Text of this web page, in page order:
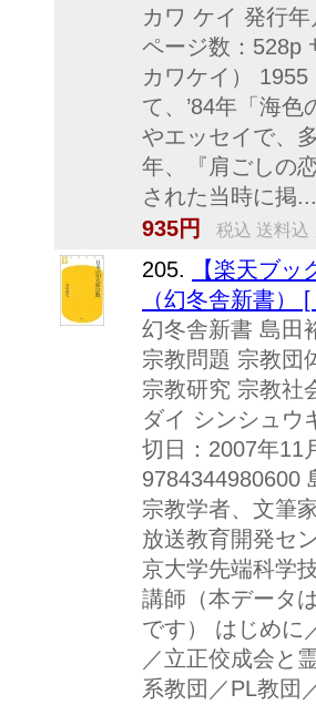
カワ ケイ 発行
ページ数：528p
カワケイ）
て、’84年「海
やエッセイで、
年、『肩ごしの
された当時に掲...
935円
税込 送料込
205.
【楽天ブ
（幻冬舎新書）
幻冬舎新書 島田
宗教問題 宗教団
宗教研究 宗教社
ダイ シンシュウ
切日：2007年11
9784344980600
宗教学者、文筆
放送教育開発セ
京大学先端科学
講師（本データ
です） はじめに
／立正佼成会と
系教団／PL教団